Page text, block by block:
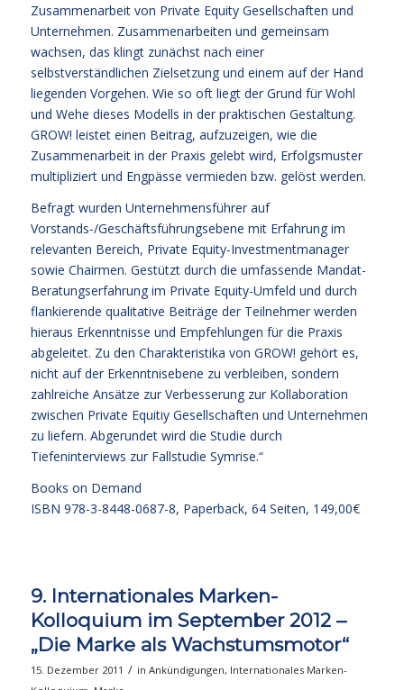
Zusammenarbeit von Private Equity Gesellschaften und
Unternehmen. Zusammenarbeiten und gemeinsam
wachsen, das klingt zunächst nach einer
selbstverständlichen Zielsetzung und einem auf der Hand
liegenden Vorgehen. Wie so oft liegt der Grund für Wohl
und Wehe dieses Modells in der praktischen Gestaltung.
GROW! leistet einen Beitrag, aufzuzeigen, wie die
Zusammenarbeit in der Praxis gelebt wird, Erfolgsmuster
multipliziert und Engpässe vermieden bzw. gelöst werden.
Befragt wurden Unternehmensführer auf
Vorstands-/Geschäftsführungsebene mit Erfahrung im
relevanten Bereich, Private Equity-Investmentmanager
sowie Chairmen. Gestützt durch die umfassende Mandat-
Beratungserfahrung im Private Equity-Umfeld und durch
flankierende qualitative Beiträge der Teilnehmer werden
hieraus Erkenntnisse und Empfehlungen für die Praxis
abgeleitet. Zu den Charakteristika von GROW! gehört es,
nicht auf der Erkenntnisebene zu verbleiben, sondern
zahlreiche Ansätze zur Verbesserung zur Kollaboration
zwischen Private Equitiy Gesellschaften und Unternehmen
zu liefern. Abgerundet wird die Studie durch
Tiefeninterviews zur Fallstudie Symrise.“
Books on Demand
ISBN 978-3-8448-0687-8, Paperback, 64 Seiten, 149,00€
9. Internationales Marken-
Kolloquium im September 2012 –
„Die Marke als Wachstumsmotor“
15. Dezember 2011 / in Ankündigungen, Internationales Marken-